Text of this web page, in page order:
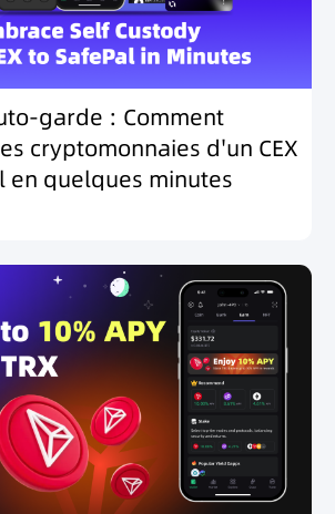
garde : Comment
cryptomonnaies d'un CEX
en quelques minutes